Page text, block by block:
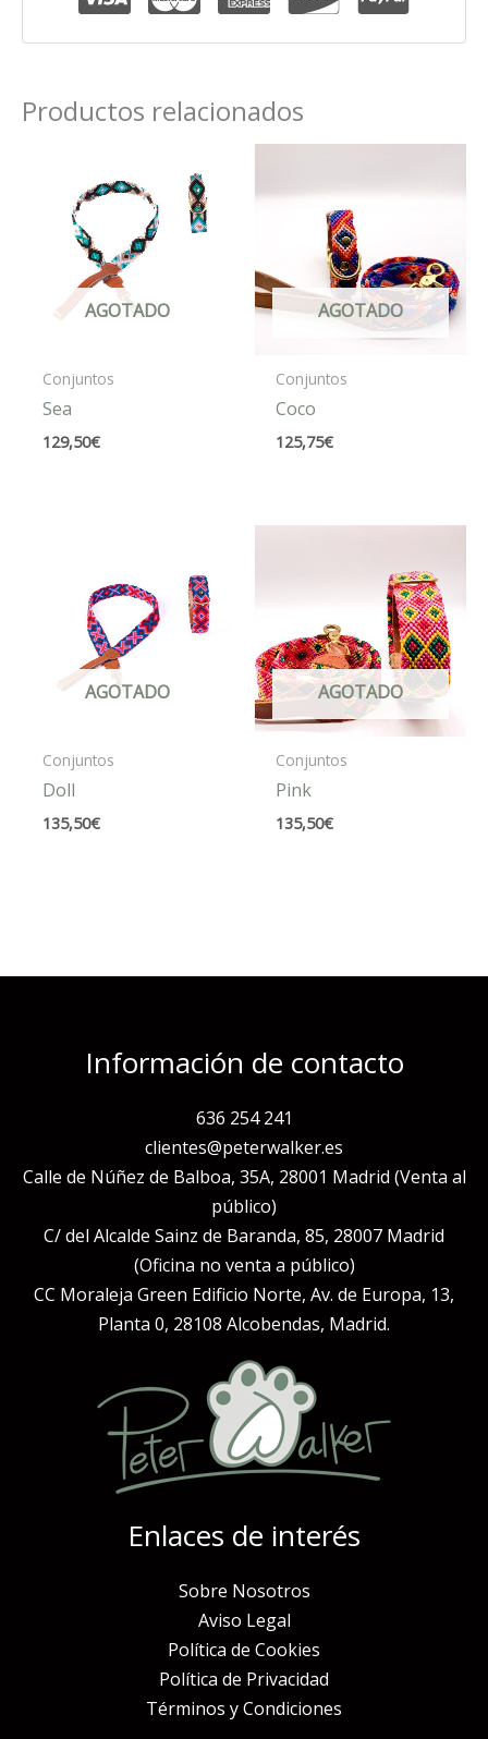
Productos relacionados
AGOTADO
Conjuntos
Sea
129,50€
AGOTADO
Conjuntos
Coco
125,75€
AGOTADO
Conjuntos
Doll
135,50€
AGOTADO
Conjuntos
Pink
135,50€
Información de contacto
636 254 241
clientes@peterwalker.es
Calle de Núñez de Balboa, 35A, 28001 Madrid (Venta al
público)
C/ del Alcalde Sainz de Baranda, 85, 28007 Madrid
(Oficina no venta a público)
CC Moraleja Green Edificio Norte, Av. de Europa, 13,
Planta 0, 28108 Alcobendas, Madrid.
Enlaces de interés
Sobre Nosotros
Aviso Legal
Política de Cookies
Política de Privacidad
Términos y Condiciones